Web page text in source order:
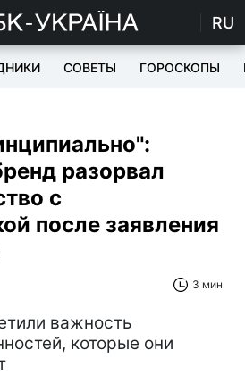
RU
СОВЕТЫ ГОРОСКОПЫ
разорвал
с
после заявления
3 мин
важность
которые они